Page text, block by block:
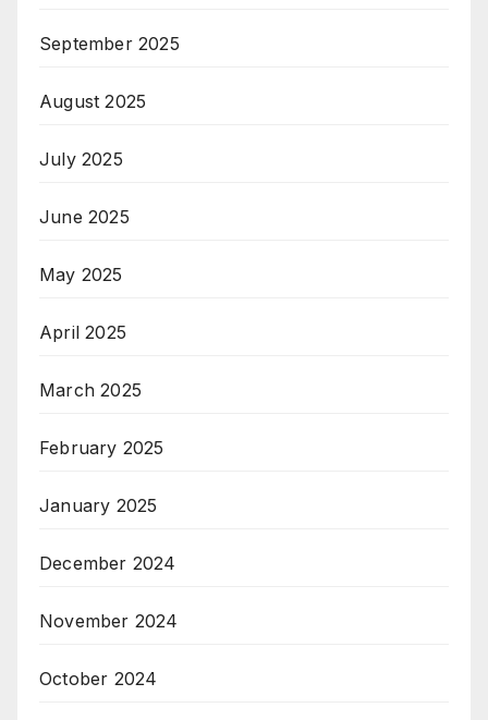
September 2025
August 2025
July 2025
June 2025
May 2025
April 2025
March 2025
February 2025
January 2025
December 2024
November 2024
October 2024